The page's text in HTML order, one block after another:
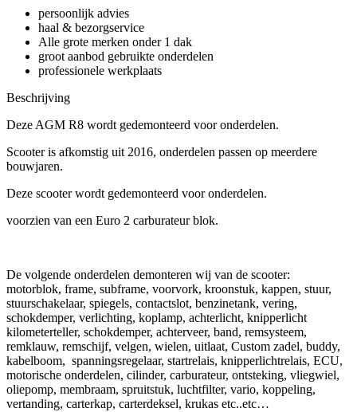
persoonlijk advies
haal & bezorgservice
Alle grote merken onder 1 dak
groot aanbod gebruikte onderdelen
professionele werkplaats
Beschrijving
Deze AGM R8 wordt gedemonteerd voor onderdelen.
Scooter is afkomstig uit 2016, onderdelen passen op meerdere
bouwjaren.
Deze scooter wordt gedemonteerd voor onderdelen.
voorzien van een Euro 2 carburateur blok.
De volgende onderdelen demonteren wij van de scooter:
motorblok, frame, subframe, voorvork, kroonstuk, kappen, stuur,
stuurschakelaar, spiegels, contactslot, benzinetank, vering,
schokdemper, verlichting, koplamp, achterlicht, knipperlicht
kilometerteller, schokdemper, achterveer, band, remsysteem,
remklauw, remschijf, velgen, wielen, uitlaat, Custom zadel, buddy,
kabelboom, spanningsregelaar, startrelais, knipperlichtrelais, ECU,
motorische onderdelen, cilinder, carburateur, ontsteking, vliegwiel,
oliepomp, membraam, spruitstuk, luchtfilter, vario, koppeling,
vertanding, carterkap, carterdeksel, krukas etc..etc…